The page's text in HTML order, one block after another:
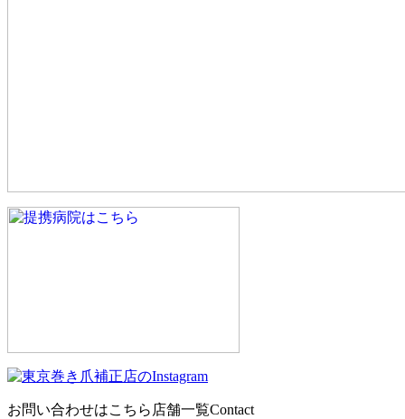
お問い合わせはこちら 店舗一覧Contact